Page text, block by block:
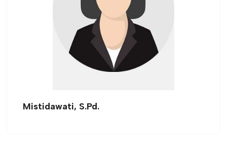
Mistidawati, S.Pd.